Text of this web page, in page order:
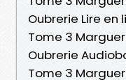
Oubrerie Lire en
Tome 3
Oubrerie
Tome 3